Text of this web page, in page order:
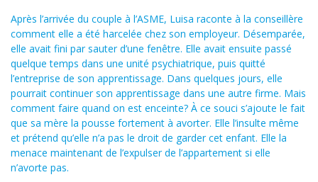
Après l’arrivée du couple à l’ASME, Luisa raconte à la conseillère
comment elle a été harcelée chez son employeur. Désemparée,
elle avait fini par sauter d’une fenêtre. Elle avait ensuite passé
quelque temps dans une unité psychiatrique, puis quitté
l’entreprise de son apprentissage. Dans quelques jours, elle
pourrait continuer son apprentissage dans une autre firme. Mais
comment faire quand on est enceinte? À ce souci s’ajoute le fait
que sa mère la pousse fortement à avorter. Elle l’insulte même
et prétend qu’elle n’a pas le droit de garder cet enfant. Elle la
menace maintenant de l’expulser de l’appartement si elle
n’avorte pas.